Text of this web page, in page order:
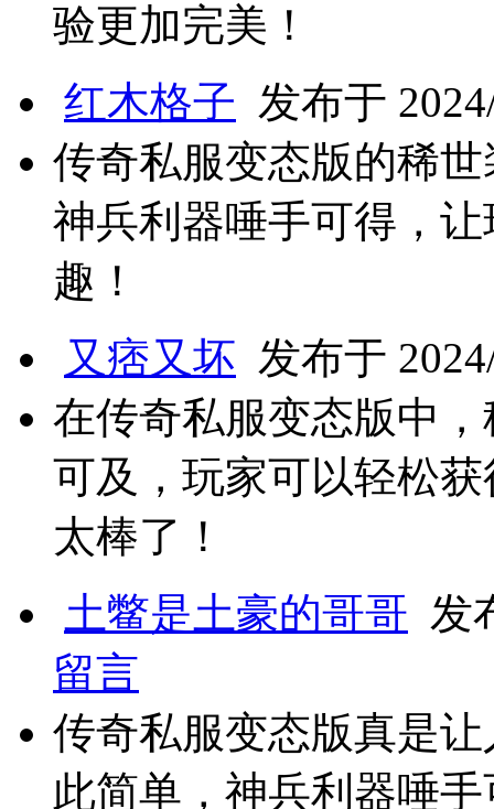
验更加完美！
红木格子 发布于
传奇私服变态版的稀
神兵利器唾手可得，
趣！
又痞又坏 发布于
在传奇私服变态版中
可及，玩家可以轻松
太棒了！
土鳖是土豪的哥哥 发
留言
传奇私服变态版真是
此简单，神兵利器唾